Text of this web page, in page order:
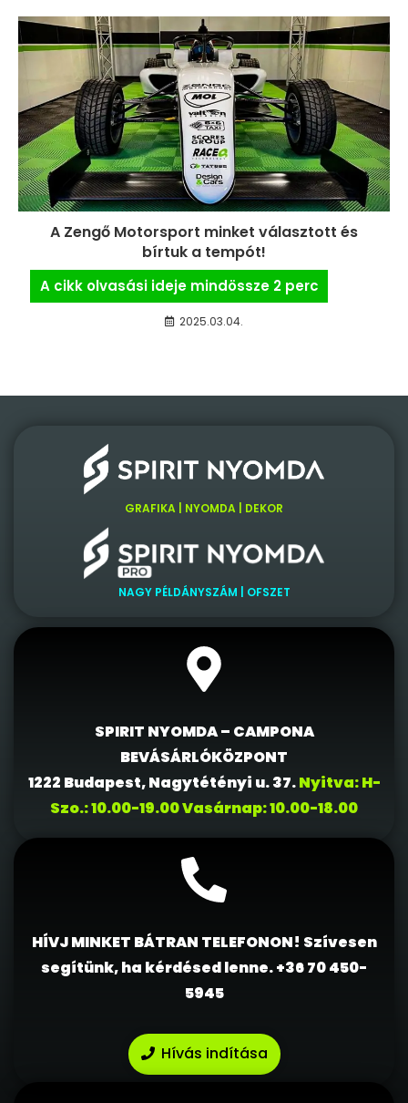
A Zengő Motorsport minket választott és
bírtuk a tempót!
2025.03.04.
GRAFIKA | NYOMDA | DEKOR
NAGY PÉLDÁNYSZÁM | OFSZET
SPIRIT NYOMDA – CAMPONA
BEVÁSÁRLÓKÖZPONT
1222 Budapest, Nagytétényi u. 37.Nyitva: H-
Szo.: 10.00-19.00 Vasárnap: 10.00-18.00
HÍVJ MINKET BÁTRAN TELEFONON! Szívesen
segítünk, ha kérdésed lenne.+36 70 450-
5945
Hívás indítása